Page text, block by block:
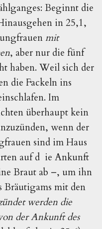
Beginnt die
in 25,1,
mit
, aber nur die fünf
haben. Weil sich der
die Fackeln ins
Im
überhaupt kein
wenn der
sind im Haus
auf d ie Ankunft
Braut ab –, um ihn
Bräutigams mit den
werden die
der Ankunft des